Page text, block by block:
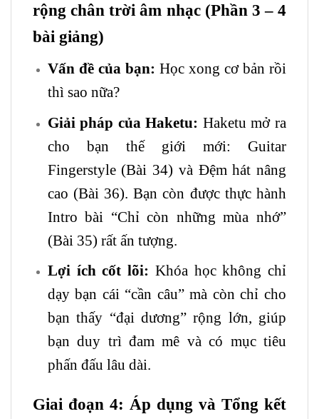
rộng chân trời âm nhạc (Phần 3 – 4
bài giảng)
Vấn đề của bạn: Học xong cơ bản rồi
thì sao nữa?
Giải pháp của Haketu: Haketu mở ra
cho bạn thế giới mới: Guitar
Fingerstyle (Bài 34) và Đệm hát nâng
cao (Bài 36). Bạn còn được thực hành
Intro bài “Chỉ còn những mùa nhớ”
(Bài 35) rất ấn tượng.
Lợi ích cốt lõi: Khóa học không chỉ
dạy bạn cái “cần câu” mà còn chỉ cho
bạn thấy “đại dương” rộng lớn, giúp
bạn duy trì đam mê và có mục tiêu
phấn đấu lâu dài.
Giai đoạn 4: Áp dụng và Tổng kết